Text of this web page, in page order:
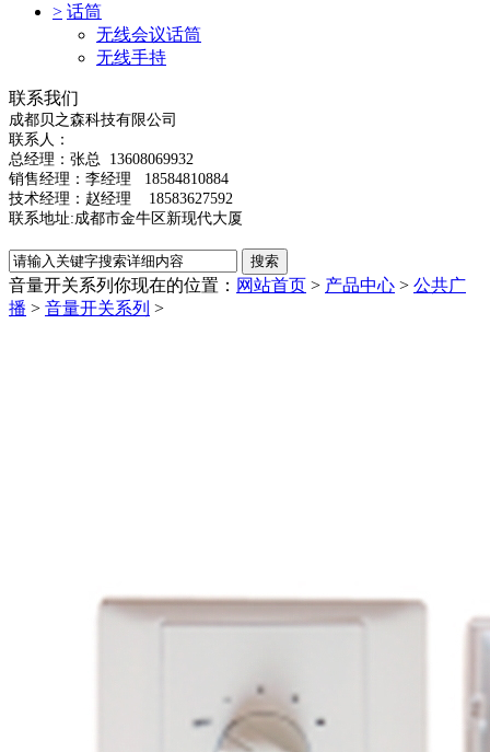
> 话筒
无线会议话筒
无线手持
联系我们
成都贝之森科技有限公司
联系人：
总经理： 张总 13608069932
销售经理：李经理 18584810884
技术经理：赵经理 18583627592
联系地址:成都市金牛区新现代大厦
音量开关系列 你现在的位置： 网站首页 > 产品中心 > 公共广
播 > 音量开关系列 >